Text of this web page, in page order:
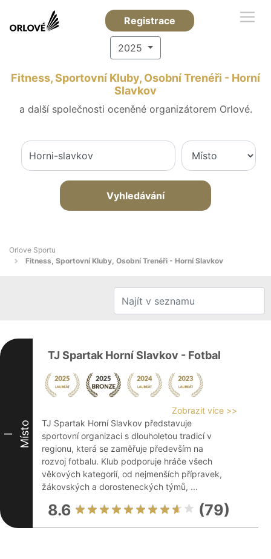
Registrace
2025
Fitness, Sportovní Kluby, Osobní Trenéři - Horní
Slavkov
a další společnosti oceněné organizátorem Orlové.
Vyhledávání
Orlove Sportu
Fitness, Sportovní Kluby, Osobní Trenéři - Horní Slavkov
I Místo
TJ Spartak Horní Slavkov - Fotbal
Zobrazit více >>
TJ Spartak Horní Slavkov představuje
sportovní organizaci s dlouholetou tradicí v
regionu, která se zaměřuje především na
rozvoj fotbalu. Klub podporuje hráče všech
věkových kategorií, od nejmenších přípravek,
žákovských a dorosteneckých týmů, ...
8.6 (79)